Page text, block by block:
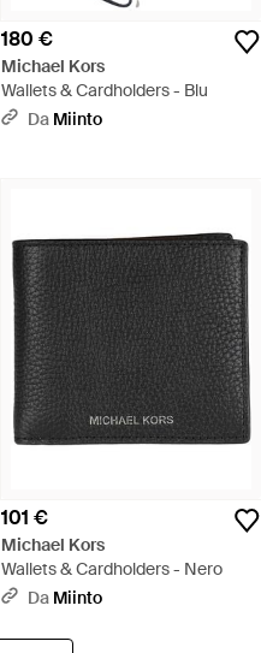
180 €
Michael Kors
Wallets & Cardholders - Blu
Da Miinto
101 €
Michael Kors
Wallets & Cardholders - Nero
Da Miinto